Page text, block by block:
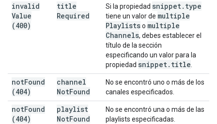
invalid
Value
(400)
title
Required
Si la propiedad snippet. type
tiene un valor de multiple
Playlistso multiple
Channels, debes establecer el
título de la sección
especificando un valor para la
propiedad snippet. title
notFound
(404)
channel
NotFound
No se encontró uno o más de los
canales especificados.
notFound
(404)
playlist
NotFound
No se encontró una o más de las
playlists especificadas.